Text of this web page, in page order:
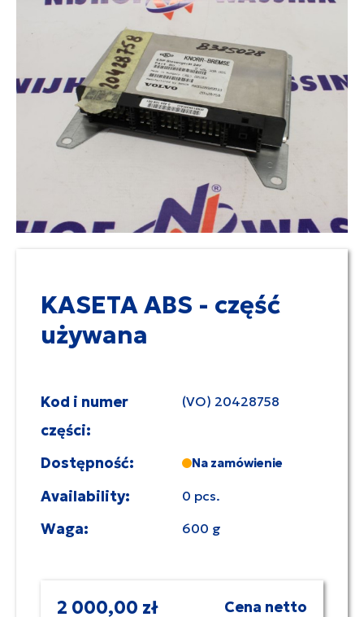
KASETA ABS - część
używana
Kod i numer
części:
(VO) 20428758
Dostępność: Na zamówienie
Availability: 0 pcs.
Waga: 600 g
2 000,00 zł Cena netto